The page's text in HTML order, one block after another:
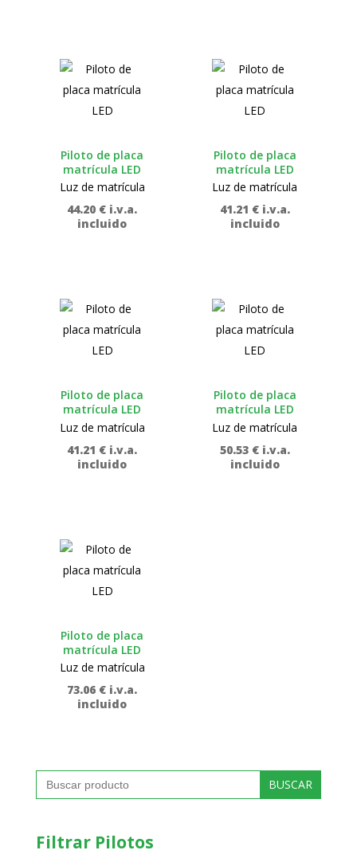
Piloto de placa
matrícula LED
Luz de matrícula
44.20 € i.v.a.
incluido
Piloto de placa
matrícula LED
Luz de matrícula
41.21 € i.v.a.
incluido
Piloto de placa
matrícula LED
Luz de matrícula
41.21 € i.v.a.
incluido
Piloto de placa
matrícula LED
Luz de matrícula
50.53 € i.v.a.
incluido
Piloto de placa
matrícula LED
Luz de matrícula
73.06 € i.v.a.
incluido
Buscar:
Filtrar Pilotos